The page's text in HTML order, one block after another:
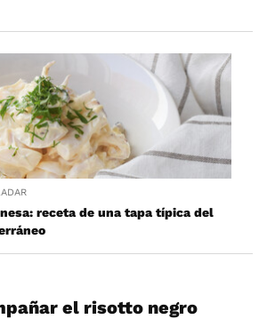
receta de una tapa típica del
el risotto negro